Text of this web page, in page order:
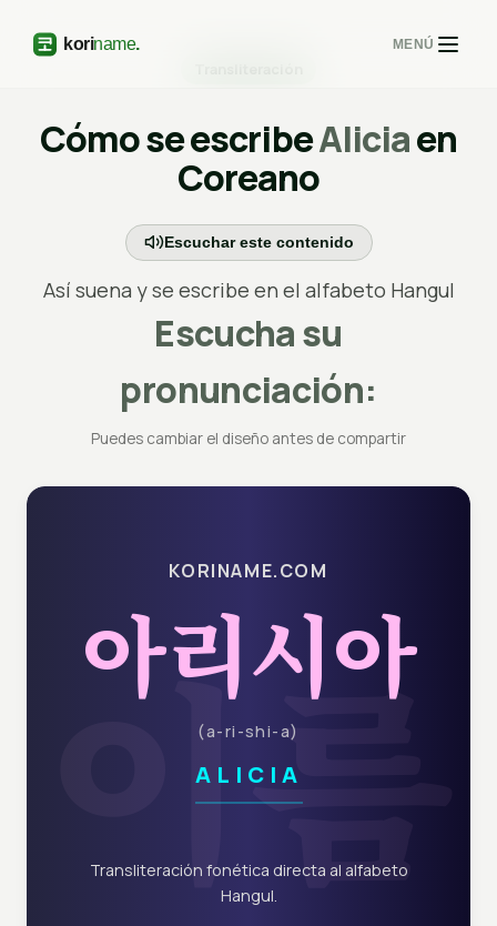
MENÚ
Cómo se escribeAliciaen
Coreano
Escuchar este contenido
Así suena y se escribe en el alfabeto Hangul
Escucha su
pronunciación:
Puedes cambiar el diseño antes de compartir
이름
KORINAME.COM
아리시아
(a-ri-shi-a)
ALICIA
Transliteración fonética directa al alfabeto
Hangul.